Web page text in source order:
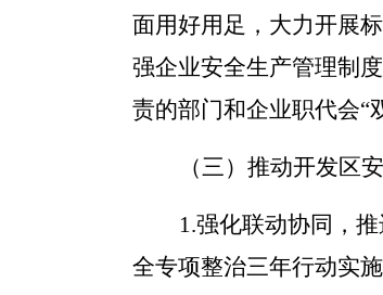
面用好用足，大力开展
强企业安全生产管理制
责的部门和企业职代会“
（三）推动开发区
1.强化联动协同，
全专项整治三年行动实